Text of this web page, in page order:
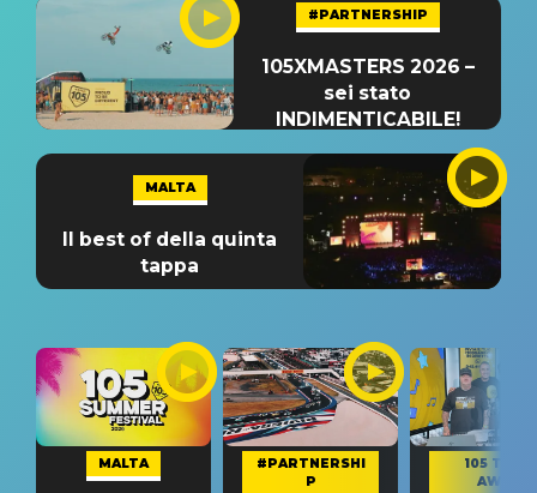
#PARTNERSHIP
105XMASTERS 2026 –
sei stato
INDIMENTICABILE!
MALTA
Il best of della quinta
tappa
MALTA
#PARTNERSHI
P
105 TAKE
AWAY